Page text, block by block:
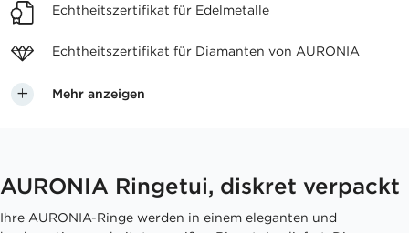
Echtheitszertifikat für Edelmetalle
Echtheitszertifikat für Diamanten von AURONIA
Mehr anzeigen
AURONIA Ringetui, diskret verpackt
Ihre AURONIA-Ringe werden in einem eleganten und